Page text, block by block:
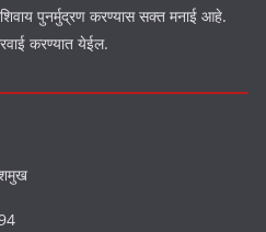
पुनर्मुद्रण करण्यास सक्त मनाई आहे.
करण्यात येईल.